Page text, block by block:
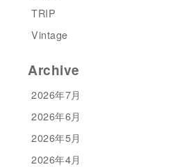
TRIP
Vintage
Archive
2026年7月
2026年6月
2026年5月
2026年4月